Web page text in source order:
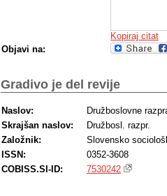
Kopiraj citat
Objavi na:
Gradivo je del revije
Naslov:
Družboslovne
Skrajšan naslov:
Družbosl. razpr.
Založnik:
Slovensko
ISSN:
0352-3608
COBISS.SI-ID:
7530242